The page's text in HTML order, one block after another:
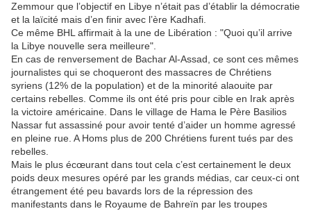
Zemmour que l’objectif en Libye n’était pas d’établir la démocratie
et la laïcité mais d’en finir avec l’ère Kadhafi.
Ce même BHL affirmait à la une de Libération : "Quoi qu’il arrive
la Libye nouvelle sera meilleure".
En cas de renversement de Bachar Al-Assad, ce sont ces mêmes
journalistes qui se choqueront des massacres de Chrétiens
syriens (12% de la population) et de la minorité alaouite par
certains rebelles. Comme ils ont été pris pour cible en Irak après
la victoire américaine. Dans le village de Hama le Père Basilios
Nassar fut assassiné pour avoir tenté d’aider un homme agressé
en pleine rue. A Homs plus de 200 Chrétiens furent tués par des
rebelles.
Mais le plus écœurant dans tout cela c’est certainement le deux
poids deux mesures opéré par les grands médias, car ceux-ci ont
étrangement été peu bavards lors de la répression des
manifestants dans le Royaume de Bahreïn par les troupes